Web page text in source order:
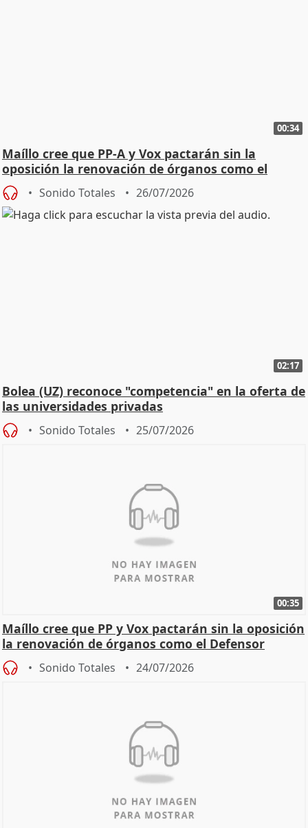
00:34
Maíllo cree que PP-A y Vox pactarán sin la
oposición la renovación de órganos como el
Defensor
Sonido Totales 26/07/2026
02:17
Bolea (UZ) reconoce "competencia" en la oferta de
las universidades privadas
Sonido Totales 25/07/2026
00:35
Maíllo cree que PP y Vox pactarán sin la oposición
la renovación de órganos como el Defensor
Sonido Totales 24/07/2026